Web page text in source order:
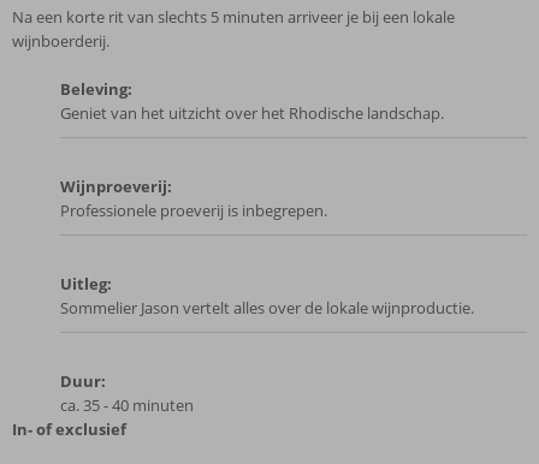
Na een korte rit van slechts 5 minuten arriveer je bij een lokale
wijnboerderij.
Beleving:
Geniet van het uitzicht over het Rhodische landschap.
Wijnproeverij:
Professionele proeverij is inbegrepen.
Uitleg:
Sommelier Jason vertelt alles over de lokale wijnproductie.
Duur:
ca. 35 - 40 minuten
In- of exclusief